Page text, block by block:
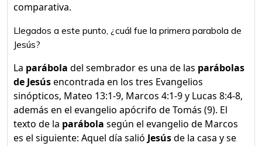
comparativa.
Llegados a este punto, ¿cuál fue la primera parabola de
Jesús?
La parábola del sembrador es una de las parábolas
de Jesúsencontrada en los tres Evangelios
sinópticos, Mateo 13:1-9, Marcos 4:1-9 y Lucas 8:4-8,
además en el evangelio apócrifo de Tomás (9). El
texto de la parábola según el evangelio de Marcos
es el siguiente: Aquel día salió Jesúsde la casa y se